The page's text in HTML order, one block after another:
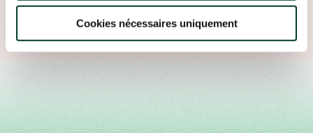
Cookies nécessaires uniquement
RETOUR